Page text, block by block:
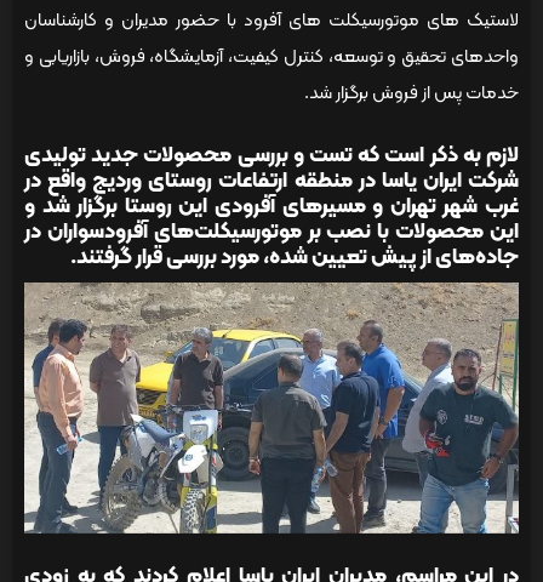
لاستیک های موتورسیکلت های آفرود با حضور مدیران و کارشناسان
واحدهای تحقیق و توسعه، کنترل کیفیت، آزمایشگاه، فروش، بازاریابی و
خدمات پس از فروش برگزار شد.
لازم به ذکر است که تست و بررسی محصولات جدید تولیدی
شرکت ایران یاسا در منطقه ارتفاعات روستای وردیج واقع در
غرب شهر تهران و مسیرهای آفرودی این روستا برگزار شد و
این محصولات با نصب بر موتورسیکلت‌های آفرودسواران در
جاده‌های از پیش تعیین شده، مورد بررسی قرار گرفتند.